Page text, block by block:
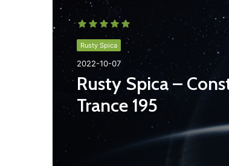
Rusty Spica
2022-10-07
Rusty Spica –
Trance 195